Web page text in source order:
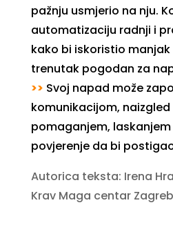
pažnju usmjerio na nju.
automatizaciju radnji i
kako bi iskoristio
trenutak pogodan za
>> Svoj napad može
komunikacijom,
pomaganjem,
povjerenje da bi
Autorica teksta: Irena
Krav Maga centar Zagreb